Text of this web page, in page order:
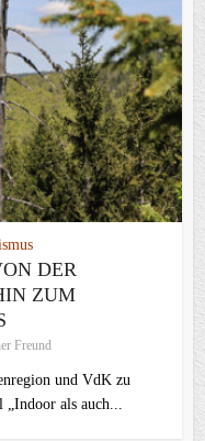
DER
ZUM
Freund
und VdK zu
„Indoor als auch...